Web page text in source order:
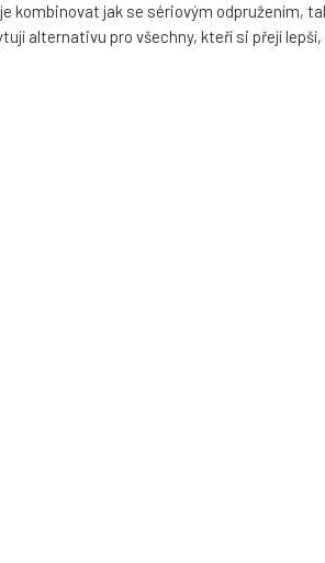
kombinovat jak se sériovým odpružením,
alternativu pro všechny, kteří si přejí